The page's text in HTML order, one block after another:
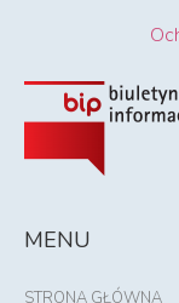
MENU
STRONA GŁÓWNA